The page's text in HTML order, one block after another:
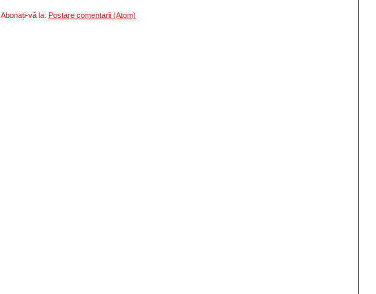
Abonați-vă la: Postare comentarii (Atom)